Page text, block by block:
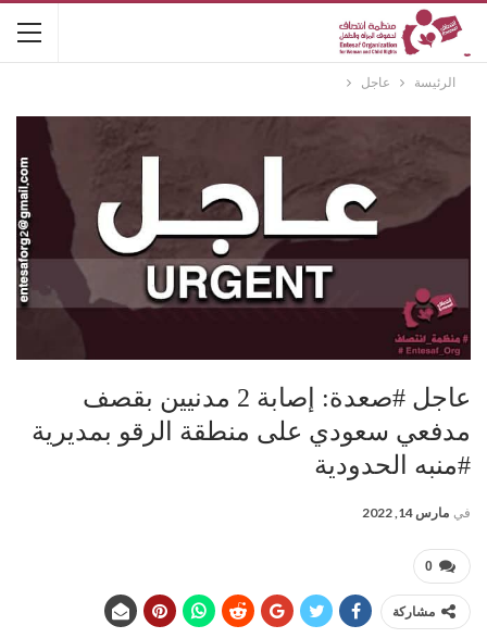
الرئيسة عاجل
عاجل #صعدة: إصابة 2 مدنيين بقصف
مدفعي سعودي على منطقة الرقو بمديرية
#منبه الحدودية
في مارس 14, 2022
0
مشاركة